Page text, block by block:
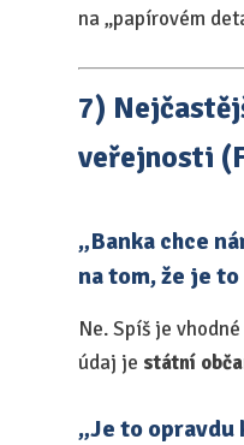
na „papírovém
7)
veřejnosti
„Banka chce
na tom, že je
Ne. Spíš je
údaj je státní
„Je to